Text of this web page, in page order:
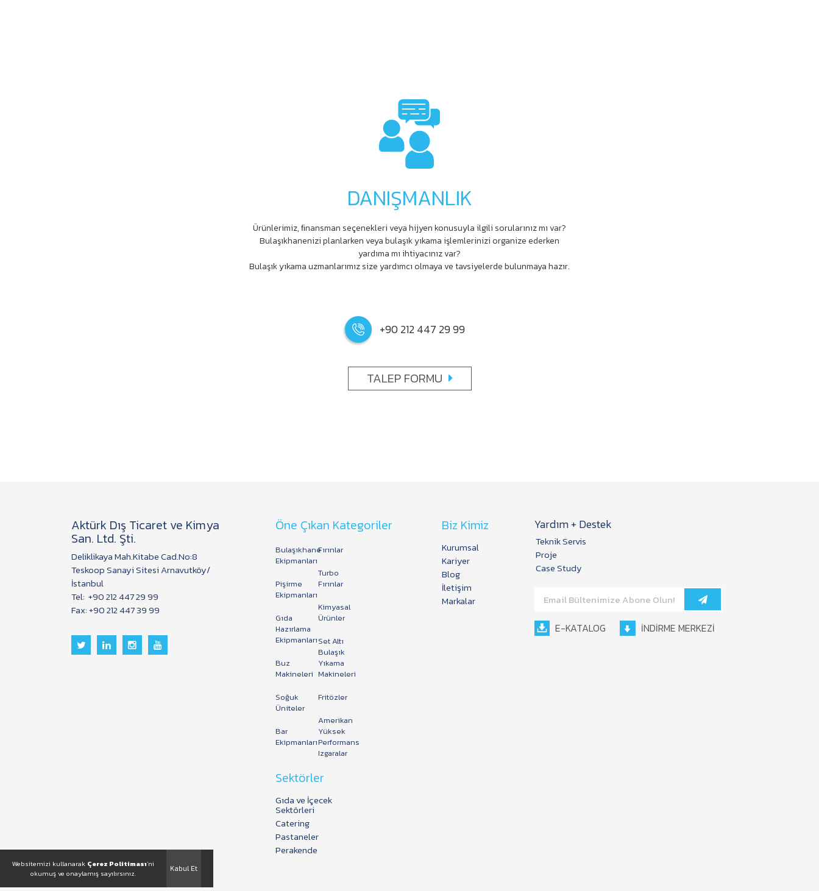
DANIŞMANLIK
Ürünlerimiz, ﬁnansman seçenekleri veya hijyen konusuyla ilgili sorularınız mı var?
Bulaşıkhanenizi planlarken veya bulaşık yıkama işlemlerinizi organize ederken
yardıma mı ihtiyacınız var?
Bulaşık yıkama uzmanlarımız size yardımcı olmaya ve tavsiyelerde bulunmaya hazır.
+90 212 447 29 99
TALEP FORMU
Aktürk Dış Ticaret ve Kimya
San. Ltd. Şti.
Deliklikaya Mah.Kitabe Cad.No:8
Teskoop Sanayi Sitesi Arnavutköy/
İstanbul
Tel: +90 212 447 29 99
Fax: +90 212 447 39 99
Yardım + Destek
Teknik Servis
Proje
Case Study
E-KATALOG İNDİRME MERKEZİ
Öne Çıkan Kategoriler
Bulaşıkhane
Ekipmanları
Pişirme
Ekipmanları
Gıda
Hazırlama
Ekipmanları
Buz
Makineleri
Soğuk
Üniteler
Bar
Ekipmanları
Fırınlar
Turbo
Fırınlar
Kimyasal
Ürünler
Set Altı
Bulaşık
Yıkama
Makineleri
Fritözler
Amerikan
Yüksek
Performans
Izgaralar
Biz Kimiz
Kurumsal
Kariyer
Blog
İletişim
Markalar
Sektörler
Gıda ve İçecek
Sektörleri
Catering
Pastaneler
Perakende
Kabul Et
Websitemizi kullanarak Çerez Politiması'ni
okumuş ve onaylamış sayılırsınız.